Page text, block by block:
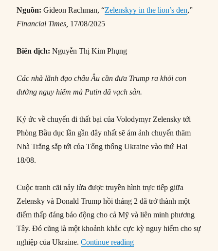
Nguồn: Gideon Rachman, “Zelenskyy in the lion’s den,”
Financial Times, 17/08/2025
Biên dịch: Nguyễn Thị Kim Phụng
Các nhà lãnh đạo châu Âu cần đưa Trump ra khỏi con
đường nguy hiểm mà Putin đã vạch sẵn.
Ký ức về chuyến đi thất bại của Volodymyr Zelensky tới
Phòng Bầu dục lần gần đây nhất sẽ ám ảnh chuyến thăm
Nhà Trắng sắp tới của Tổng thống Ukraine vào thứ Hai
18/08.
Cuộc tranh cãi nảy lửa được truyền hình trực tiếp giữa
Zelensky và Donald Trump hồi tháng 2 đã trở thành một
điểm thấp đáng báo động cho cả Mỹ và liên minh phương
Tây. Đó cũng là một khoảnh khắc cực kỳ nguy hiểm cho sự
nghiệp của Ukraine.Continue reading“Zelensky trong hang cọp”